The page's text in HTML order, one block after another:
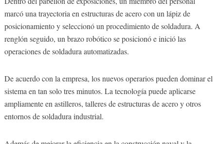
marcó una trayectoria en estructuras de acero con un lápiz de
posicionamiento y seleccionó un procedimiento de soldadura. A
renglón seguido, un brazo robótico se posicionó e inició las
operaciones de soldadura automatizadas.
De acuerdo con la empresa, los nuevos operarios pueden dominar el
sistema en tan solo tres minutos. La tecnología puede aplicarse
ampliamente en astilleros, talleres de estructuras de acero y otros
entornos de soldadura industrial.